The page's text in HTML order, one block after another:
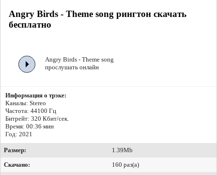
Angry Birds - Theme song рингтон скачать
бесплатно
Angry Birds - Theme song
прослушать онлайн
Информация о трэке:
Каналы: Stereo
Частота: 44100 Гц
Битрейт: 320 Кбит/сек.
Время: 00:36 мин
Год: 2021
Размер:
1.39Mb
Скачано:
160 раз(а)